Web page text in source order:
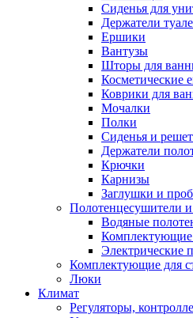
Сиденья для
Держатели
Ершики
Вантузы
Шторы для
Косметические
Коврики для
Мочалки
Полки
Сиденья и
Держатели
Крючки
Карнизы
Заглушки и
Полотенцесушители
Водяные
Комплектующие
Электрические
Комплектующие для
Люки
Климат
Регуляторы,